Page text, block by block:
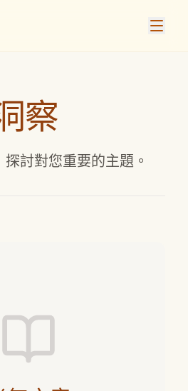
察
討對您重要的主題。